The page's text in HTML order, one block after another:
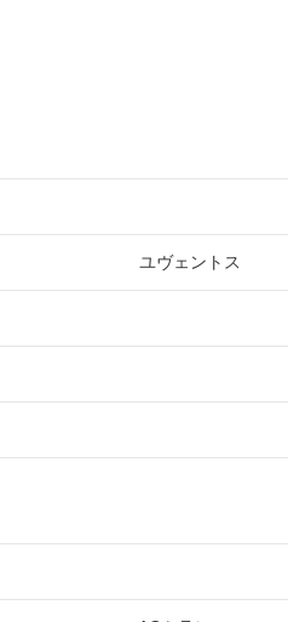
ユヴェントス